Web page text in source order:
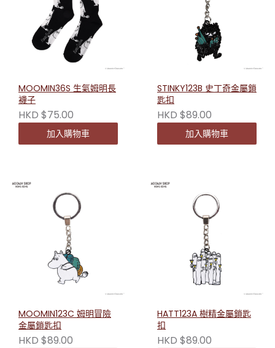
MOOMIN36S 生氣姆明長
襪子
HKD $75.00
加入購物車
STINKY123B 史丁奇金屬鎖
匙扣
HKD $89.00
加入購物車
MOOMIN123C 姆明冒險
金屬鎖匙扣
HKD $89.00
HATT123A 樹精金屬鎖匙
扣
HKD $89.00